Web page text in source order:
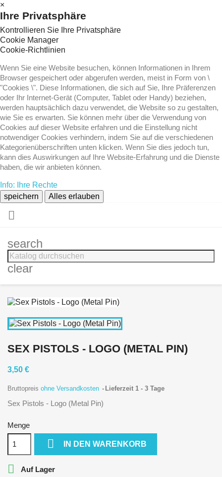
×
Ihre Privatsphäre
Kontrollieren Sie Ihre Privatsphäre
Cookie Manager
Cookie-Richtlinien
Wenn Sie eine Website besuchen, können Informationen in Ihrem
Browser gespeichert oder abgerufen werden, meist in Form von \
"Cookies \". Diese Informationen, die sich auf Sie, Ihre Präferenzen
oder Ihr Internet-Gerät (Computer, Tablet oder Handy) beziehen,
werden hauptsächlich dazu verwendet, die Website so zu gestalten,
wie Sie es erwarten. Sie können mehr über die Verwendung von
Cookies auf dieser Website erfahren und die Einstellung nicht
notwendiger Cookies verhindern, indem Sie auf die verschiedenen
Kategorienüberschriften unten klicken. Wenn Sie dies jedoch tun,
kann dies Auswirkungen auf Ihre Website-Erfahrung und die Dienste
haben, die wir anbieten können.
Info: Ihre Rechte
speichern
Alles erlauben

search
clear
SEX PISTOLS - LOGO (METAL PIN)
3,50 €
Bruttopreis ohne Versandkosten Lieferzeit 1 - 3 Tage
Sex Pistols - Logo (Metal Pin)
Menge
 IN DEN WARENKORB
 Auf Lager